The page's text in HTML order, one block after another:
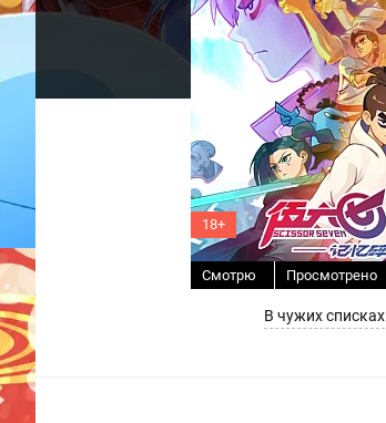
18+
Смотрю Просмотрено
В чужих списках